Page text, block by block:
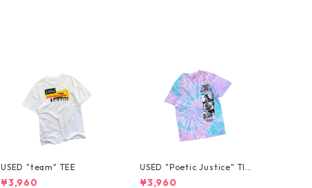
USED "team" TEE
¥3,960
USED "Poetic Justice" TIE
-DYE TEE
¥3,960